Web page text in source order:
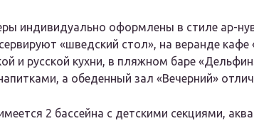
индивидуально оформлены в стиле ар-
«шведский стол», на веранде
и русской кухни, в пляжном баре
а обеденный зал «Вечерний»
2 бассейна с детскими секциями,